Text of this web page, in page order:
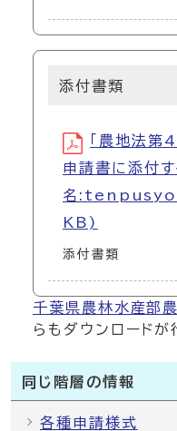
添付書類
「農地法
申請書に添付す
名
KB)
添付書類
千葉県農林水産部
らもダウンロードが
同じ階層の情報
各種申請様式